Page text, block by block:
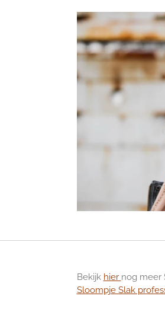
Bekijk hier nog meer
Sloompje Slak